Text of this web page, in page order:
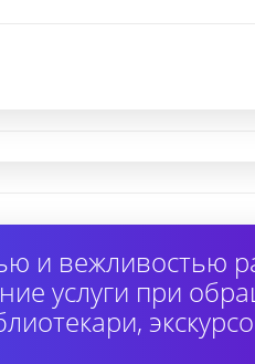
и вежливостью
услуги при